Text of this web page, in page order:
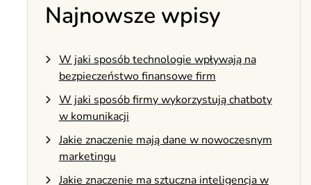
Najnowsze wpisy
W jaki sposób technologie wpływają na
bezpieczeństwo finansowe firm
W jaki sposób firmy wykorzystują chatboty
w komunikacji
Jakie znaczenie mają dane w nowoczesnym
marketingu
Jakie znaczenie ma sztuczna inteligencja w